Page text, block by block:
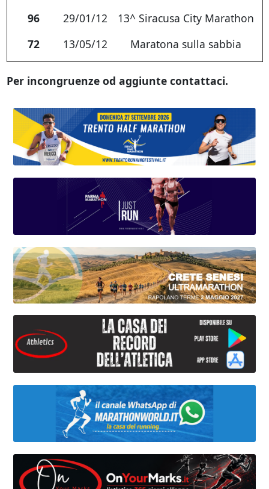
96
29/01/12
13^ Siracusa City Marathon
72
13/05/12 Maratona sulla sabbia
Per incongruenze od aggiunte contattaci.